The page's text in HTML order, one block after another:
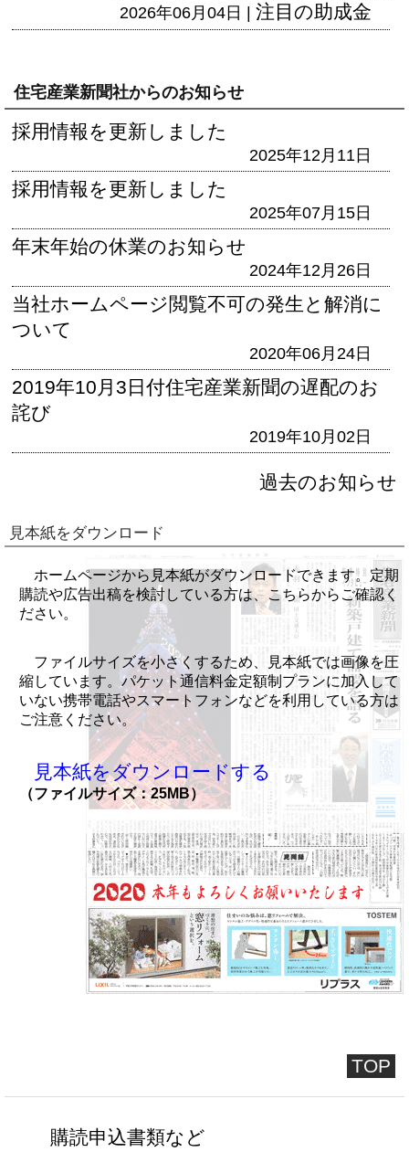
2026年06月04日 | 注目の助成金
住宅産業新聞社からのお知らせ
採用情報を更新しました
2025年12月11日
採用情報を更新しました
2025年07月15日
年末年始の休業のお知らせ
2024年12月26日
当社ホームページ閲覧不可の発生と解消に
ついて
2020年06月24日
2019年10月3日付住宅産業新聞の遅配のお
詫び
2019年10月02日
過去のお知らせ
見本紙をダウンロード
ホームページから見本紙がダウンロードできます。定期
購読や広告出稿を検討している方は、こちらからご確認く
ださい。
ファイルサイズを小さくするため、見本紙では画像を圧
縮しています。パケット通信料金定額制プランに加入して
いない携帯電話やスマートフォンなどを利用している方は
ご注意ください。
見本紙をダウンロードする
（ファイルサイズ：25MB）
TOP
購読申込書類など